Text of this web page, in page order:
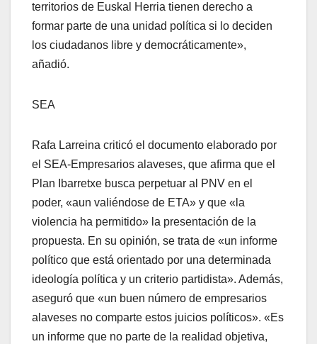
territorios de Euskal Herria tienen derecho a
formar parte de una unidad polí­tica si lo deciden
los ciudadanos libre y democráticamente»,
añadió.
SEA
Rafa Larreina criticó el documento elaborado por
el SEA-Empresarios alaveses, que afirma que el
Plan Ibarretxe busca perpetuar al PNV en el
poder, «aun valiéndose de ETA» y que «la
violencia ha permitido» la presentación de la
propuesta. En su opinión, se trata de «un informe
polí­tico que está orientado por una determinada
ideologí­a polí­tica y un criterio partidista». Además,
aseguró que «un buen número de empresarios
alaveses no comparte estos juicios polí­ticos». «Es
un informe que no parte de la realidad objetiva,